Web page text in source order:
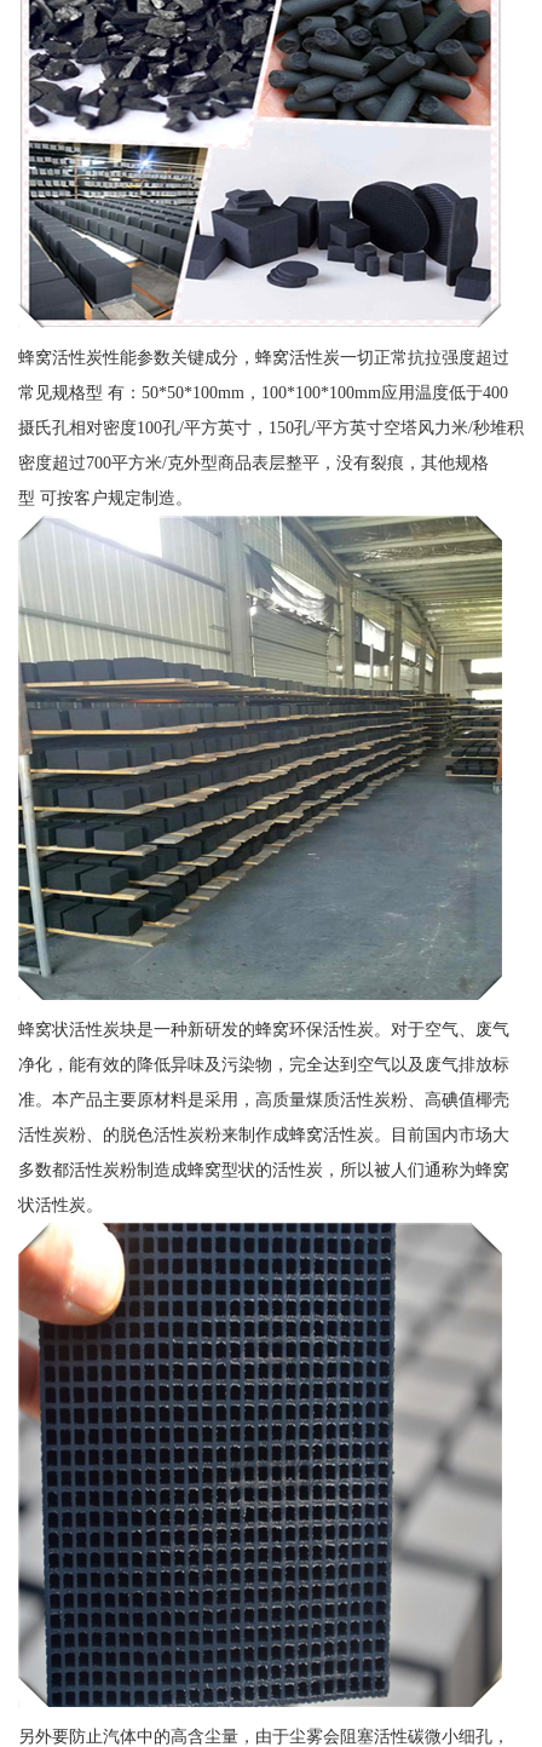
蜂窝活性炭性能参数关键成分，蜂窝活性炭一切正常抗拉强度超过
常见规格型 有：50*50*100mm，100*100*100mm应用温度低于400
摄氏孔相对密度100孔/平方英寸，150孔/平方英寸空塔风力米/秒堆积
密度超过700平方米/克外型商品表层整平，没有裂痕，其他规格
型 可按客户规定制造。
蜂窝状活性炭块是一种新研发的蜂窝环保活性炭。对于空气、废气
净化，能有效的降低异味及污染物，完全达到空气以及废气排放标
准。本产品主要原材料是采用，高质量煤质活性炭粉、高碘值椰壳
活性炭粉、的脱色活性炭粉来制作成蜂窝活性炭。目前国内市场大
多数都活性炭粉制造成蜂窝型状的活性炭，所以被人们通称为蜂窝
状活性炭。
另外要防止汽体中的高含尘量，由于尘雾会阻塞活性碳微小细孔，